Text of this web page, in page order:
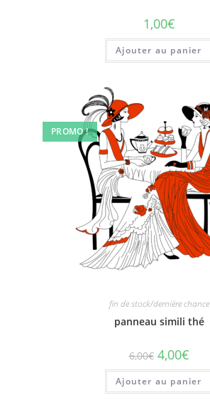
1,00€
Ajouter au panier
PROMO !
fin de stock/dernière chance
panneau simili thé
6,00€ 4,00€
Ajouter au panier